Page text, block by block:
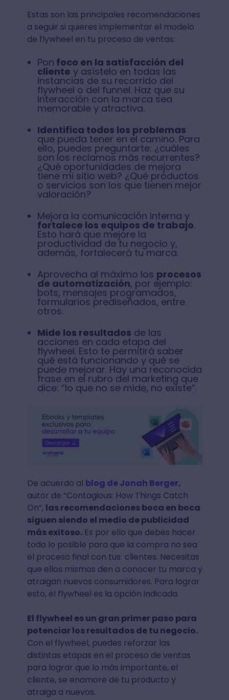
Estas son las principales recomendaciones
a seguir si quieres implementar el modelo
de flywheel en tu proceso de ventas:
Pon foco en la satisfacción del
cliente y asístelo en todas las
instancias de su recorrido del
flywheel o del funnel. Haz que su
interacción con la marca sea
memorable y atractiva.
Identifica todos los problemas
que pueda tener en el camino. Para
ello, puedes preguntarte: ¿cuáles
son los reclamos más recurrentes?
¿Qué oportunidades de mejora
tiene mi sitio web? ¿Qué productos
o servicios son los que tienen mejor
valoración?
Mejora la comunicación interna y
fortalece los equipos de trabajo.
Esto hará que mejore la
productividad de tu negocio y,
además, fortalecerá tu marca.
Aprovecha al máximo los procesos
de automatización, por ejemplo:
bots, mensajes programados,
formularios prediseñados, entre
otros.
Mide los resultados de las
acciones en cada etapa del
flywheel. Esto te permitirá saber
qué está funcionando y qué se
puede mejorar. Hay una reconocida
frase en el rubro del marketing que
dice: “lo que no se mide, no existe”.
De acuerdo al blog de Jonah Berger,
autor de “Contagious: How Things Catch
On”, las recomendaciones boca en boca
siguen siendo el medio de publicidad
más exitoso.Es por ello que debes hacer
todo lo posible para que la compra no sea
el proceso final con tus clientes. Necesitas
que ellos mismos den a conocer tu marca y
atraigan nuevos consumidores. Para lograr
esto, el flywheel es la opción indicada.
El flywheel es un gran primer paso para
potenciar los resultados de tu negocio.
Con el flywheel, puedes reforzar las
distintas etapas en el proceso de ventas
para lograr que lo más importante, el
cliente, se enamore de tu producto y
atraiga a nuevos.